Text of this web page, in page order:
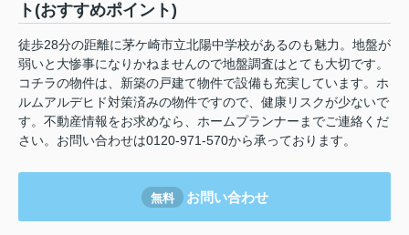
ト(おすすめポイント)
徒歩28分の距離に茅ケ崎市立北陽中学校があるのも魅力。地盤が
弱いと大惨事になりかねませんので地盤調査はとても大切です。
コチラの物件は、新築の戸建て物件で設備も充実しています。ホ
ルムアルデヒド対策済みの物件ですので、健康リスクが少ないで
す。不動産情報をお求めなら、ホームプランナーまでご連絡くだ
さい。お問い合わせは0120-971-570から承っております。
無料 お問い合わせ